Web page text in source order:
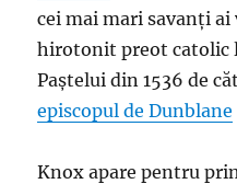
cei mai mari savanți
hirotonit preot catolic
Paștelui din 1536 de
episcopul de Dunblane
Knox apare pentru